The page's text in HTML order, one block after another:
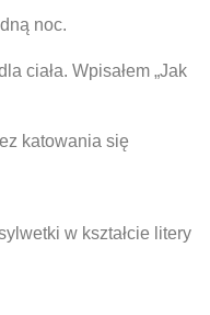
noc.
ciała. Wpisałem „Jak
katowania się
w kształcie litery